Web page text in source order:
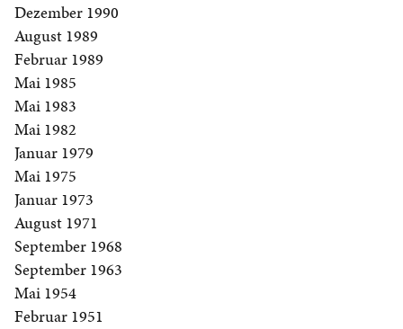
Dezember 1990
August 1989
Februar 1989
Mai 1985
Mai 1983
Mai 1982
Januar 1979
Mai 1975
Januar 1973
August 1971
September 1968
September 1963
Mai 1954
Februar 1951